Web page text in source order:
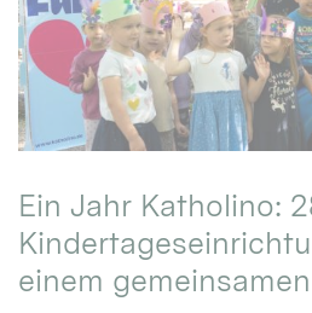
Ein Jahr Katholino:
einem